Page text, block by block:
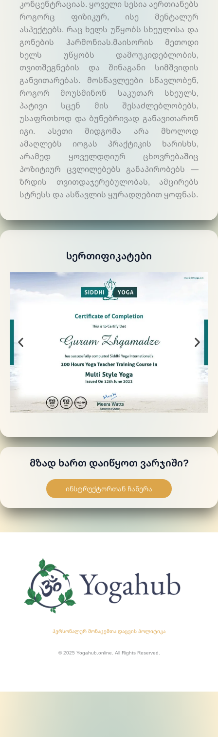
კონცენტრაციას. ყოველი სესია აერთიანებს
როგორც ფიზიკურ, ისე მენტალურ
ასპექტებს, რაც ხელს უწყობს სხეულისა და
გონების ჰარმონიას.მაისორის მეთოდი
ხელს უწყობს დამოუკიდებლობის,
თვითშეგნების და შინაგანი სიმშვიდის
განვითარებას. მოსწავლეები სწავლობენ,
როგორ მოუსმინონ საკუთარ სხეულს,
პატივი სცენ მის შესაძლებლობებს,
უსაფრთხოდ და ბუნებრივად განავითარონ
იგი. ასეთი მიდგომა არა მხოლოდ
ამაღლებს იოგას პრაქტიკის ხარისხს,
არამედ ყოველდღიურ ცხოვრებაშიც
პოზიტიურ ცვლილებებს განაპირობებს —
ზრდის თვითდაჯერებულობას, ამცირებს
სტრესს და ასწავლის ყურადღებით ყოფნას.
Სერთიფიკატები
Მზად Ხართ Დაიწყოთ Ვარჯიში?
ინსტრუქტორთან ჩაწერა
პერსონალურ მონაცემთა დაცვის პოლიტიკა
© 2025 Yogahub.online. All Rights Reserved.